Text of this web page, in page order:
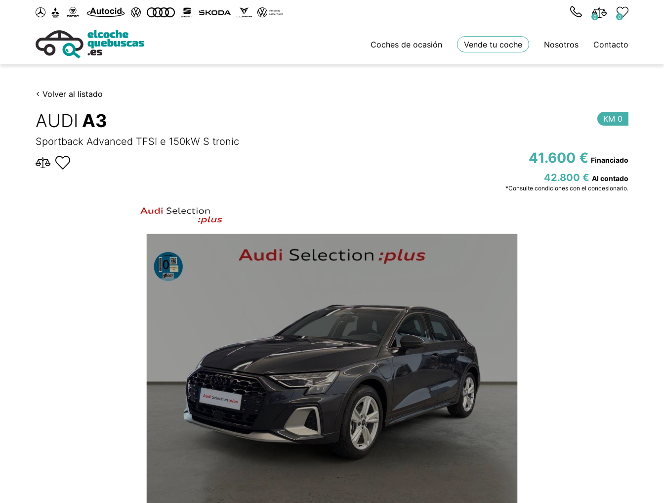
0 0
Coches de ocasión Vende tu coche Nosotros Contacto
Volver al listado
AUDI A3
Sportback Advanced TFSI e 150kW S tronic
KM 0
41.600 €
42.800 €
*Consulte condiciones con el concesionario.